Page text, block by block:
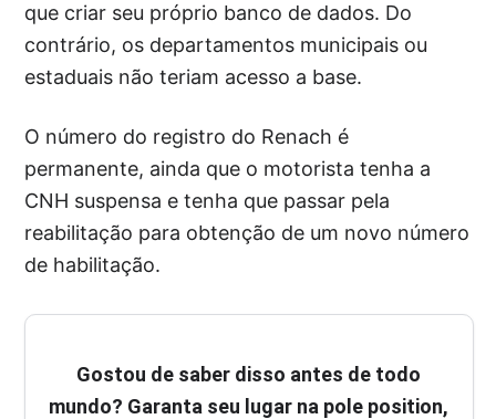
que criar seu próprio banco de dados. Do
contrário, os departamentos municipais ou
estaduais não teriam acesso a base.
O número do registro do Renach é
permanente, ainda que o motorista tenha a
CNH suspensa e tenha que passar pela
reabilitação para obtenção de um novo número
de habilitação.
Gostou de saber disso antes de todo
mundo? Garanta seu lugar na pole position,